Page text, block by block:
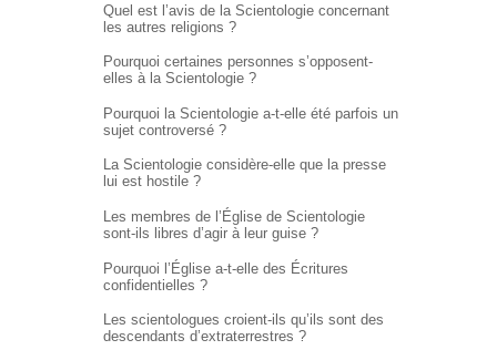
Quel est l’avis de la Scientologie concernant
les autres religions ?
Pourquoi certaines personnes s’opposent-
elles à la Scientologie ?
Pourquoi la Scientologie a-t-elle été parfois un
sujet controversé ?
La Scientologie considère-elle que la presse
lui est hostile ?
Les membres de l’Église de Scientologie
sont-ils libres d’agir à leur guise ?
Pourquoi l’Église a-t-elledes Écritures
confidentielles ?
Les scientologues croient-ils qu’ils sont des
descendants d’extraterrestres ?